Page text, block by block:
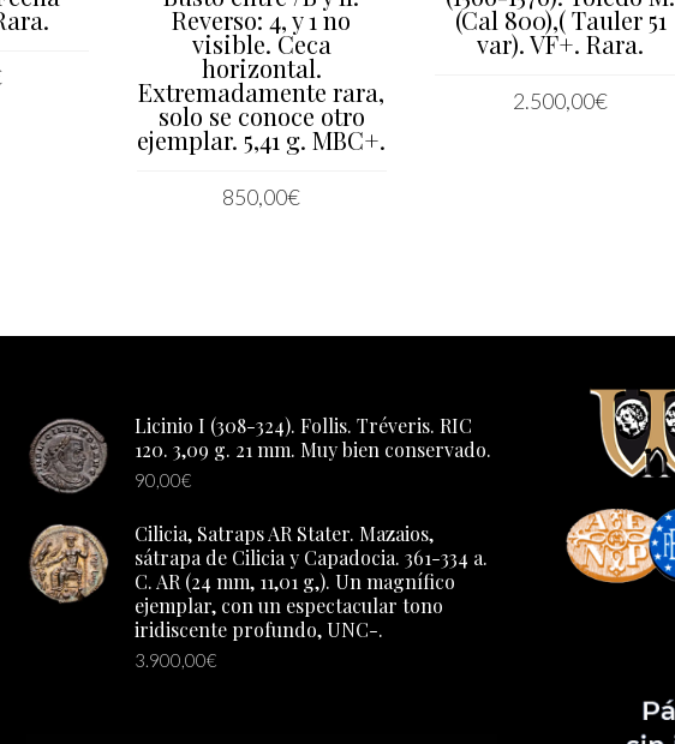
Reverso: 4, y 1 no
visible. Ceca
horizontal.
Extremadamente rara,
solo se conoce otro
ejemplar. 5,41 g. MBC+.
850,00€
(Cal 800),( Tauler 51
var). VF+. Rara.
2.500,00€
Licinio I (308-324). Follis. Tréveris. RIC
120. 3,09 g. 21 mm. Muy bien conservado.
90,00€
Cilicia, Satraps AR Stater. Mazaios,
sátrapa de Cilicia y Capadocia. 361-334 a.
C. AR (24 mm, 11,01 g,). Un magnífico
ejemplar, con un espectacular tono
iridiscente profundo, UNC-.
3.900,00€